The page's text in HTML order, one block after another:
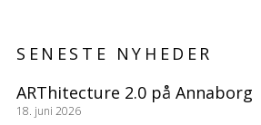
SENESTE NYHEDER
ARThitecture 2.0 på Annaborg
18. juni 2026